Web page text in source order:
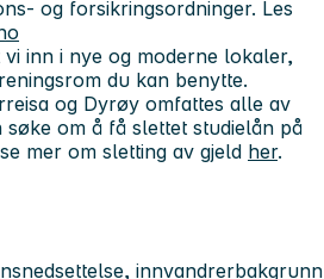
og forsikringsordninger. Les
inn i nye og moderne lokaler,
du kan benytte.
og Dyrøy omfattes alle av
om å få slettet studielån på
mer om sletting av gjeld her.
innvandrerbakgrunn